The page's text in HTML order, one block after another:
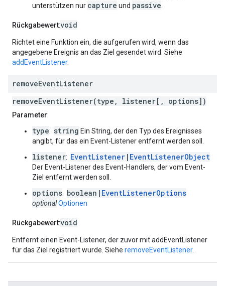
unterstützen nur capture und passive
Rückgabewert:void
Richtet eine Funktion ein, die aufgerufen wird, wenn das
angegebene Ereignis an das Ziel gesendet wird. Siehe
addEventListener.
removeEventListener
removeEventListener(type, listener[, options])
Parameter:
type: string Ein String, der den Typ des Ereignisses
angibt, für das ein Event-Listener entfernt werden soll.
listener: EventListener | EventListenerObject
Der Event-Listener des Event-Handlers, der vom Event-
Ziel entfernt werden soll.
options: boolean| EventListenerOptions
optionalOptionen
Rückgabewert:void
Entfernt einen Event-Listener, der zuvor mit addEventListener
für das Ziel registriert wurde. Siehe removeEventListener.